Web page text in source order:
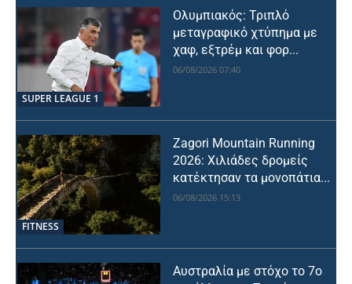
SUPER LEAGUE 1
Ολυμπιακός: Τριπλό
μεταγραφικό χτύπημα με
χαφ, εξτρέμ και φορ...
06/08/2026 07:40
FITNESS
Zagori Mountain Running
2026: Χιλιάδες δρομείς
κατέκτησαν τα μονοπάτια...
06/08/2026 15:13
Αυστραλία με στόχο το 7ο